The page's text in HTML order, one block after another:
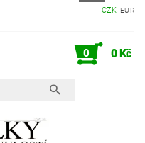
CZK EUR
0 0 Kč